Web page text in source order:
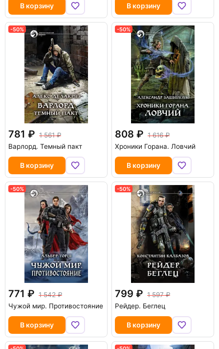
В корзину В корзину
-50%
781
1 561
Варлорд. Темный пакт
В корзину
-50%
808
1 616
Хроники Горана. Ловчий
В корзину
-50%
771
1 542
Чужой мир. Противостояние
В корзину
-50%
799
1 597
Рейдер. Беглец
В корзину